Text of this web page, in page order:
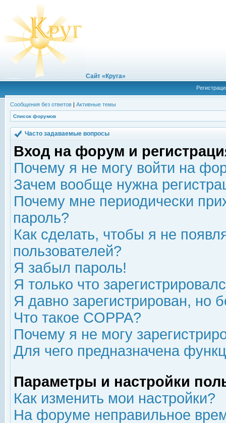
Сайт «Круга»
Сообщения без ответов | Активные темы
Список форумов
Часто задаваемые вопросы
Вход на форум и
Почему я не могу войти на
Зачем вообще нужна
Почему мне периодически
пароль?
Как сделать, чтобы я не
пользователей?
Я забыл пароль!
Я только что
Я давно зарегистрирован, но
Что такое COPPA?
Почему я не могу
Для чего предназначена
Параметры и настройки
Как изменить мои настройки?
На форуме неправильное